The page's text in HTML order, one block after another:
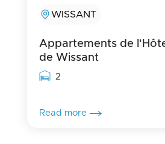
WISSANT
Appartements de
de Wissant
Rooms capacity
2
Read more